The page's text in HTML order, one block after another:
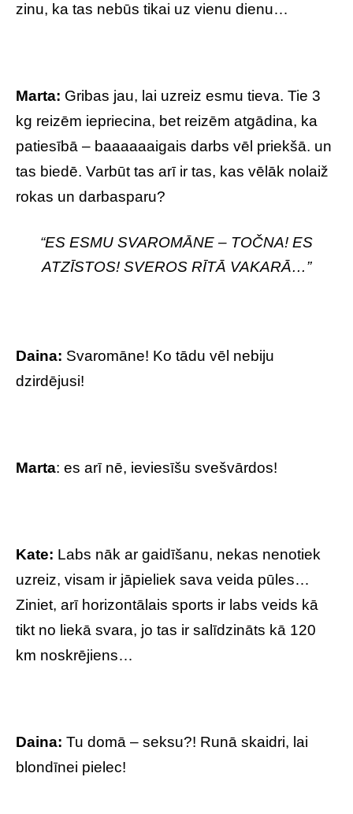
zinu, ka tas nebūs tikai uz vienu dienu…
Marta: Gribas jau, lai uzreiz esmu tieva. Tie 3
kg reizēm iepriecina, bet reizēm atgādina, ka
patiesībā – baaaaaaigais darbs vēl priekšā. un
tas biedē. Varbūt tas arī ir tas, kas vēlāk nolaiž
rokas un darbasparu?
“ES ESMU SVAROMĀNE – TOČNA! ES
ATZĪSTOS! SVEROS RĪTĀ VAKARĀ…”
Daina: Svaromāne! Ko tādu vēl nebiju
dzirdējusi!
Marta: es arī nē, ieviesīšu svešvārdos!
Kate: Labs nāk ar gaidīšanu, nekas nenotiek
uzreiz, visam ir jāpieliek sava veida pūles…
Ziniet, arī horizontālais sports ir labs veids kā
tikt no liekā svara, jo tas ir salīdzināts kā 120
km noskrējiens…
Daina: Tu domā – seksu?! Runā skaidri, lai
blondīnei pielec!